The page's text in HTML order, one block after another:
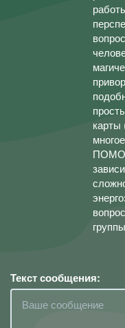
карты
Текст сообщения: